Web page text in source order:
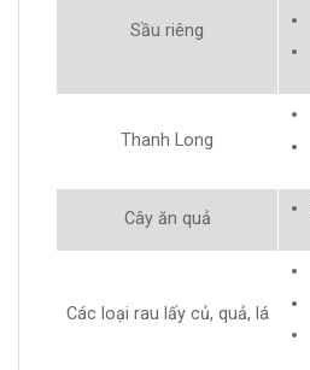
Sầu riêng
Thanh Long
Cây ăn quả
Các loại rau lấy củ, quả, lá